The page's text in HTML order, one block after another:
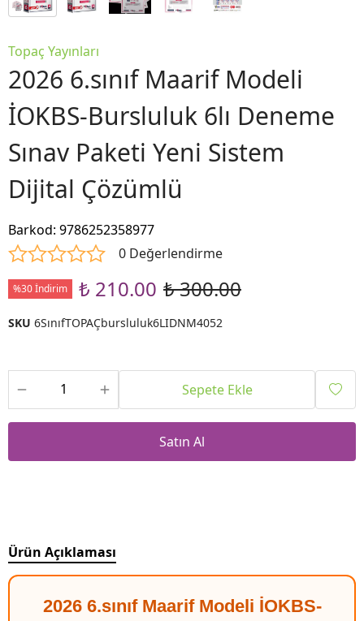
Topaç Yayınları
2026 6.sınıf Maarif Modeli
İOKBS-Bursluluk 6lı Deneme
Sınav Paketi Yeni Sistem
Dijital Çözümlü
Barkod: 9786252358977
0 Değerlendirme
%30 İndirim ₺ 210.00 ₺ 300.00
SKU 6SınıfTOPAÇbursluluk6LIDNM4052
Sepete Ekle
Satın Al
Ürün Açıklaması
2026 6.sınıf Maarif Modeli İOKBS-